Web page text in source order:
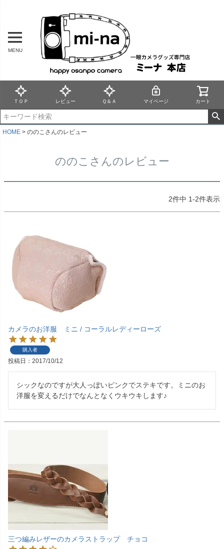
MENU
ＴＯＰ レビュー Ｑ＆Ａ マイページ カート
HOME ののこさんのレビュー
ののこさんのレビュー
2件中 1-2件表示
カメラのお洋服 ミニ / コーラルレディーローズ
購入者
投稿日 2017/10/12
シックなのですが大人っぽいピンクでステキです。ミニのお
洋服を変えるだけでなんとなくウキウキします♪
三つ編みレザーのカメラストラップ チョコ